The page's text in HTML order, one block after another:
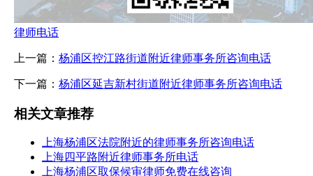
律师电话
上一篇： 杨浦区控江路街道附近律师事务所咨询电话
下一篇： 杨浦区延吉新村街道附近律师事务所咨询电话
相关文章推荐
上海杨浦区法院附近的律师事务所咨询电话
上海四平路附近律师事务所电话
上海杨浦区取保候审律师免费在线咨询